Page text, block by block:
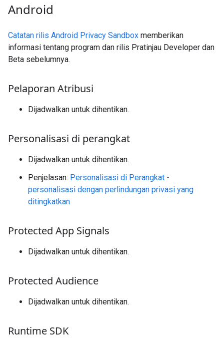
Android
Catatan rilis Android Privacy Sandbox memberikan
informasi tentang program dan rilis Pratinjau Developer dan
Beta sebelumnya.
Pelaporan Atribusi
Dijadwalkan untuk dihentikan.
Personalisasi di perangkat
Dijadwalkan untuk dihentikan.
Penjelasan: Personalisasi di Perangkat -
personalisasi dengan perlindungan privasi yang
ditingkatkan
Protected App Signals
Dijadwalkan untuk dihentikan.
Protected Audience
Dijadwalkan untuk dihentikan.
Runtime SDK